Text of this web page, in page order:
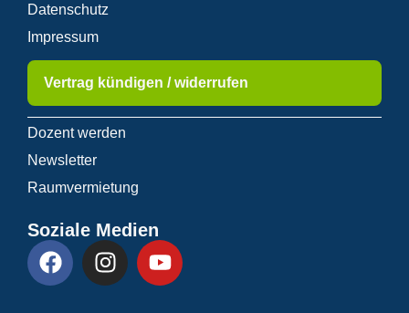
Datenschutz
Impressum
Vertrag kündigen / widerrufen
Dozent werden
Newsletter
Raumvermietung
Soziale Medien